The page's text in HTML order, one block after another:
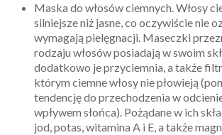
Maska do włosów ciemnych. Włosy
silniejsze niż jasne, co oczywiście nie
wymagają pielęgnacji. Maseczki
rodzaju włosów posiadają w swoim
dodatkowo je przyciemnia, a także
którym ciemne włosy nie płowieją
tendencję do przechodzenia w
wpływem słońca). Pożądane w ich
jod, potas, witamina A i E, a także